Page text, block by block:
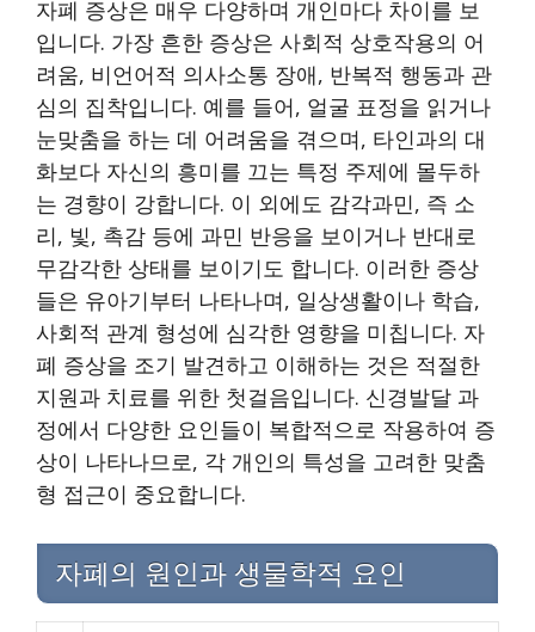
자폐 증상은 매우 다양하며 개인마다 차이를 보
입니다. 가장 흔한 증상은 사회적 상호작용의 어
려움, 비언어적 의사소통 장애, 반복적 행동과 관
심의 집착입니다. 예를 들어, 얼굴 표정을 읽거나
눈맞춤을 하는 데 어려움을 겪으며, 타인과의 대
화보다 자신의 흥미를 끄는 특정 주제에 몰두하
는 경향이 강합니다. 이 외에도 감각과민, 즉 소
리, 빛, 촉감 등에 과민 반응을 보이거나 반대로
무감각한 상태를 보이기도 합니다. 이러한 증상
들은 유아기부터 나타나며, 일상생활이나 학습,
사회적 관계 형성에 심각한 영향을 미칩니다. 자
폐 증상을 조기 발견하고 이해하는 것은 적절한
지원과 치료를 위한 첫걸음입니다. 신경발달 과
정에서 다양한 요인들이 복합적으로 작용하여 증
상이 나타나므로, 각 개인의 특성을 고려한 맞춤
형 접근이 중요합니다.
자폐의 원인과 생물학적 요인